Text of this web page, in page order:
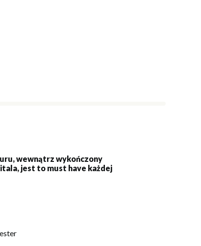
wewnątrz wykończony
jest to must have każdej